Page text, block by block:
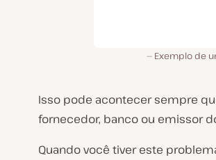
Exemplo de
Isso pode acontecer sempre
fornecedor, banco ou emissor
Quando você tiver este